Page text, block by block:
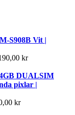
S908B Vit |
kr
DUALSIM
pixlar |
kr